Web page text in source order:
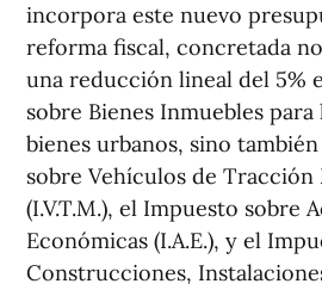
incorpora este nuevo
reforma fiscal, concretada
una reducción lineal del 5%
sobre Bienes Inmuebles
bienes urbanos, sino
sobre Vehículos de Tracción
(I.V.T.M.), el Impuesto sobre
Económicas (I.A.E.), y el
Construcciones,